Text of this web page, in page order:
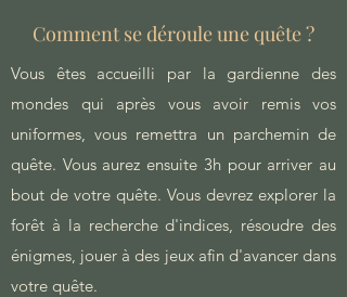
Comment se déroule une quête ?
Vous êtes accueilli par la gardienne des
mondes qui après vous avoir remis vos
uniformes, vous remettra un parchemin de
quête. Vous aurez ensuite 3h pour arriver au
bout de votre quête. Vous devrez explorer la
forêt à la recherche d'indices, résoudre des
énigmes, jouer à des jeux afin d'avancer dans
votre quête.